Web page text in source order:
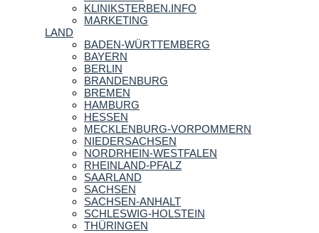
KLINIKSTERBEN.INFO
MARKETING
LAND
BADEN-WÜRTTEMBERG
BAYERN
BERLIN
BRANDENBURG
BREMEN
HAMBURG
HESSEN
MECKLENBURG-VORPOMMERN
NIEDERSACHSEN
NORDRHEIN-WESTFALEN
RHEINLAND-PFALZ
SAARLAND
SACHSEN
SACHSEN-ANHALT
SCHLESWIG-HOLSTEIN
THÜRINGEN